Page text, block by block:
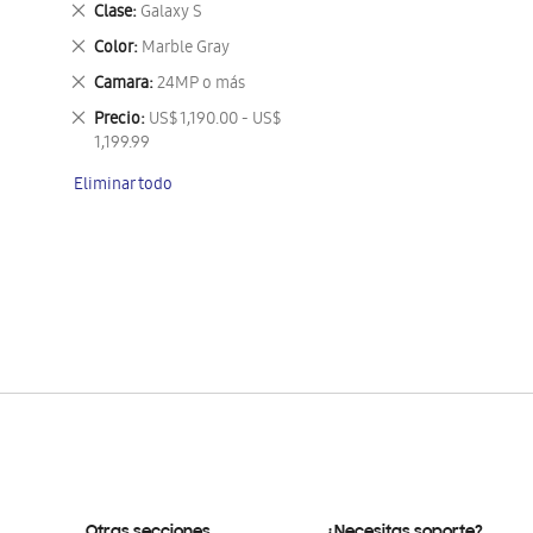
Clase Galaxy S
Eliminar
este
artículo
Color Marble Gray
Eliminar
este
artículo
Camara 24MP o más
Eliminar
este
artículo
Precio US$ 1,190.00 - US$
1,199.99
Eliminar
este
Eliminar todo